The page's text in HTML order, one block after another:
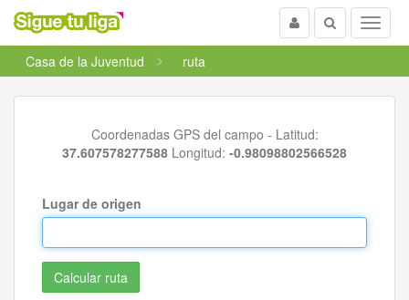
Menu
Buscar
Usuario
Casa de la Juventud
ruta
Coordenadas GPS del campo - Latitud:
37.607578277588 Longitud: -0.98098802566528
Lugar de origen